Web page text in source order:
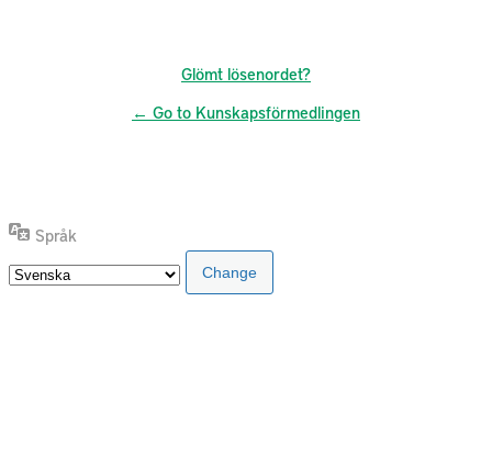
Glömt lösenordet?
← Go to Kunskapsförmedlingen
Språk